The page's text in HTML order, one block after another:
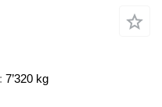
7’320 kg